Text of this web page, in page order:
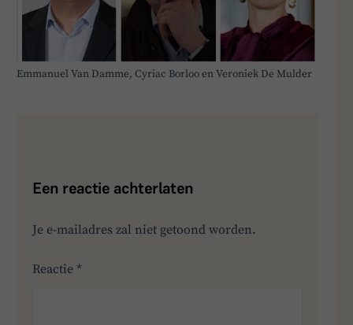
Emmanuel Van Damme, Cyriac Borloo en Veroniek De Mulder
Een reactie achterlaten
Je e-mailadres zal niet getoond worden.
Reactie*